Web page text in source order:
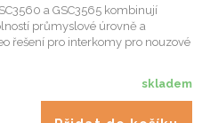
a GSC3565 kombinují
průmyslové úrovně a
řešení pro interkomy pro nouzové
skladem